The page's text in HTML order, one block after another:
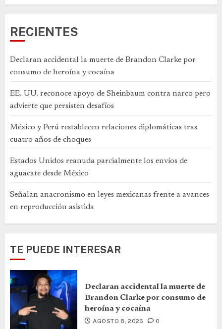
RECIENTES
Declaran accidental la muerte de Brandon Clarke por
consumo de heroína y cocaína
EE. UU. reconoce apoyo de Sheinbaum contra narco pero
advierte que persisten desafíos
México y Perú restablecen relaciones diplomáticas tras
cuatro años de choques
Estados Unidos reanuda parcialmente los envíos de
aguacate desde México
Señalan anacronismo en leyes mexicanas frente a avances
en reproducción asistida
TE PUEDE INTERESAR
Declaran accidental la muerte de
Brandon Clarke por consumo de
heroína y cocaína
AGOSTO 8, 2026 0